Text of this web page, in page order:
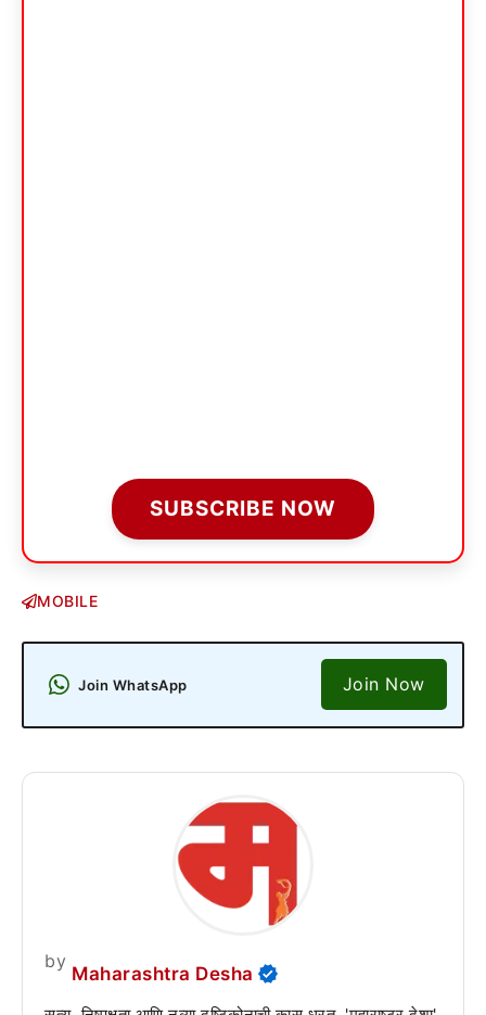
SUBSCRIBE NOW
MOBILE
Join WhatsApp Join Now
by
Maharashtra Desha